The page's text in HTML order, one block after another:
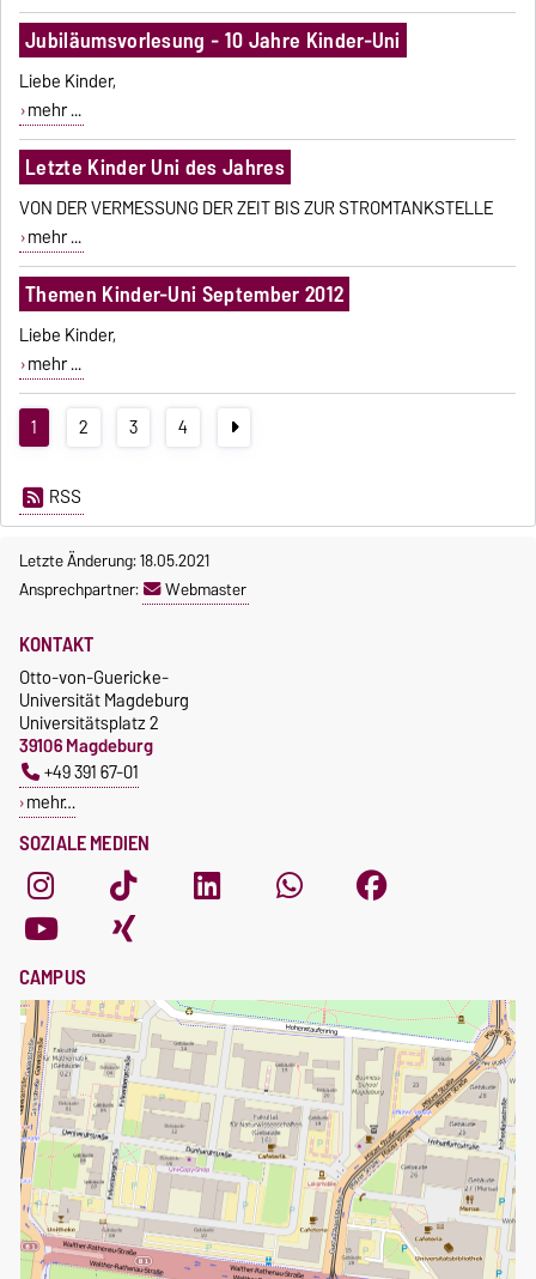
Jubiläumsvorlesung - 10 Jahre Kinder-Uni
Liebe Kinder,
mehr ...
Letzte Kinder Uni des Jahres
VON DER VERMESSUNG DER ZEIT BIS ZUR STROMTANKSTELLE
mehr ...
Themen Kinder-Uni September 2012
Liebe Kinder,
mehr ...
1 2 3 4
RSS
Letzte Änderung: 18.05.2021
Ansprechpartner:
Webmaster
SOZIALE MEDIEN
KONTAKT
Otto-von-Guericke-
Universität Magdeburg
Universitätsplatz 2
39106 Magdeburg
+49 391 67-01
mehr…
CAMPUS